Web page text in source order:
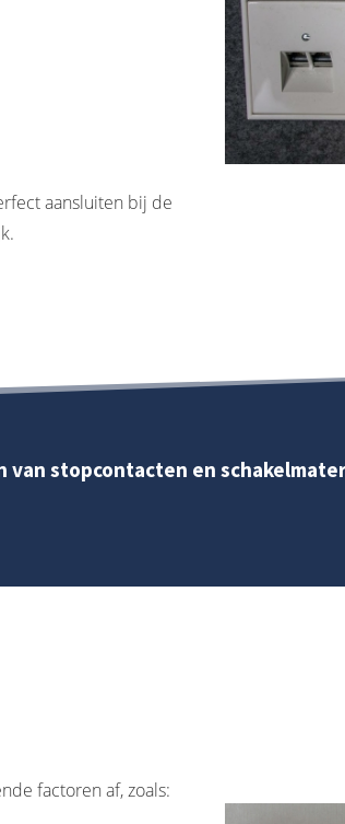
aansluiten bij de
van stopcontacten en
factoren af, zoals: